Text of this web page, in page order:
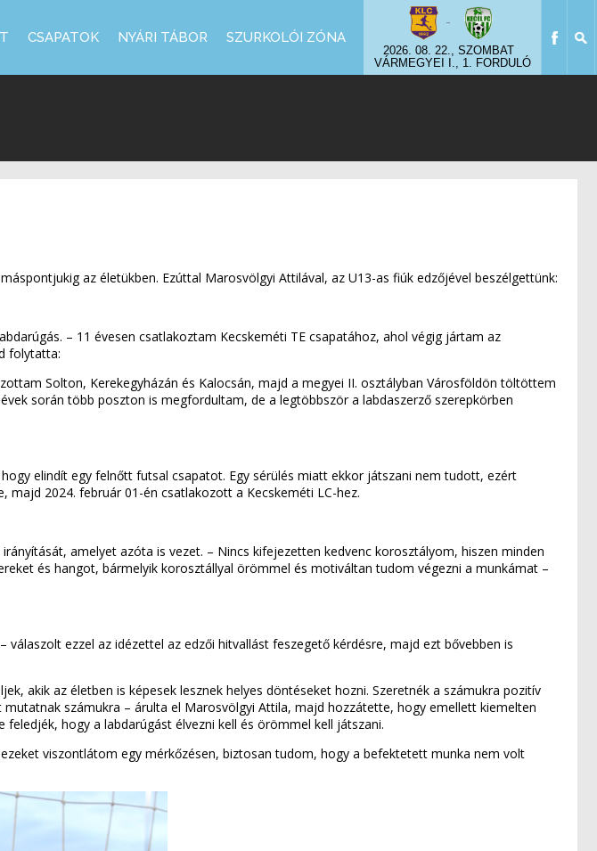
-
2026. 08. 22., SZOMBAT
VÁRMEGYEI I., 1. FORDULÓ
CSAPATOK NYÁRI TÁBOR SZURKOLÓI ZÓNA
az életükben. Ezúttal Marosvölgyi Attilával, az U13-as fiúk edzőjével beszélgettünk:
– 11 évesen csatlakoztam Kecskeméti TE csapatához, ahol végig jártam az
folytatta:
Solton, Kerekegyházán és Kalocsán, majd a megyei II. osztályban Városföldön töltöttem
során több poszton is megfordultam, de a legtöbbször a labdaszerző szerepkörben
elindít egy felnőtt futsal csapatot. Egy sérülés miatt ekkor játszani nem tudott, ezért
majd 2024. február 01-én csatlakozott a Kecskeméti LC-hez.
amelyet azóta is vezet. – Nincs kifejezetten kedvenc korosztályom, hiszen minden
és hangot, bármelyik korosztállyal örömmel és motiváltan tudom végezni a munkámat –
ezzel az idézettel az edzői hitvallást feszegető kérdésre, majd ezt bővebben is
akik az életben is képesek lesznek helyes döntéseket hozni. Szeretnék a számukra pozitív
számukra – árulta el Marosvölgyi Attila, majd hozzátette, hogy emellett kiemelten
hogy a labdarúgást élvezni kell és örömmel kell játszani.
viszontlátom egy mérkőzésen, biztosan tudom, hogy a befektetett munka nem volt